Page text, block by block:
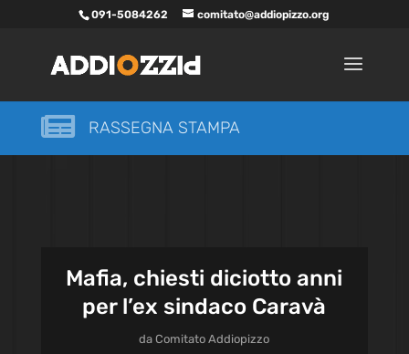
091-5084262 comitato@addiopizzo.org
 RASSEGNA STAMPA
Mafia, chiesti diciotto anni
per l’ex sindaco Caravà
daComitato Addiopizzo